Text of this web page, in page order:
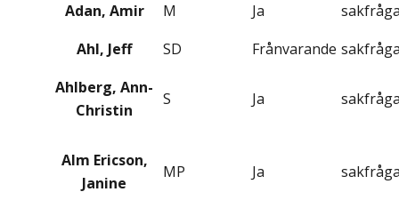
Adan, Amir M Ja
Ahl, Jeff
SD Frånvarande
Ahlberg, Ann-
Christin
S Ja
Alm Ericson,
Janine
MP Ja